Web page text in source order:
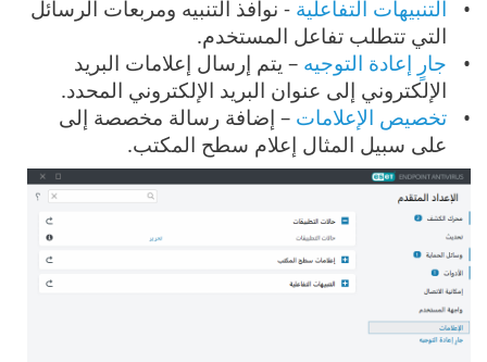
التنبيهات التفاعلية - نوافذ التنبيه ومربعات الرسائل
التي تتطلب تفاعل المستخدم.
جارٍ إعادة التوجيه – يتم إرسال إعلامات البريد
الإلكتروني إلى عنوان البريد الإلكتروني المحدد.
تخصيص الإعلامات – إضافة رسالة مخصصة إلى
على سبيل المثال إعلام سطح المكتب.